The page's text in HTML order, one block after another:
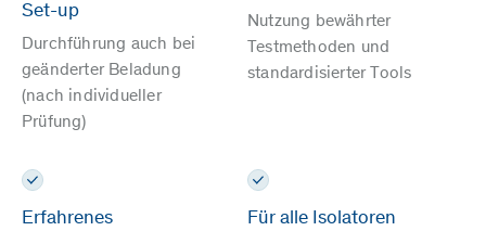
Set-up
Durchführung auch bei
geänderter Beladung
(nach individueller
Prüfung)
Nutzung bewährter
Testmethoden und
standardisierter Tools
Erfahrenes
Für alle Isolatoren